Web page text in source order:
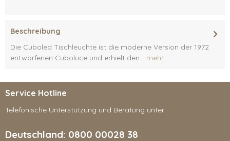
Beschreibung
Die Cuboled Tischleuchte ist die moderne Version der 1972
entworfenen Cuboluce und erhielt den... mehr
Service Hotline
Telefonische Unterstützung und Beratung unter:
Deutschland: 0800 00028 38